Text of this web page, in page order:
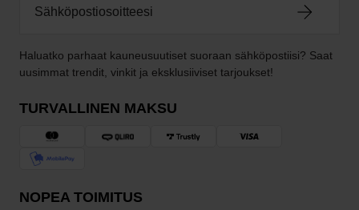
Haluatko parhaat kauneusuutiset suoraan sähköpostiisi? Saat
uusimmat trendit, vinkit ja eksklusiiviset tarjoukset!
TURVALLINEN MAKSU
NOPEA TOIMITUS